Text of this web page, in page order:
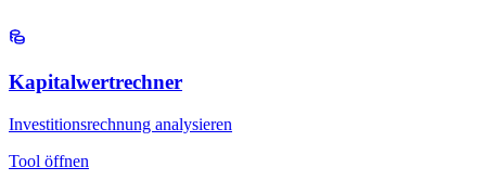
Kapitalwertrechner
Investitionsrechnung analysieren
Tool öffnen